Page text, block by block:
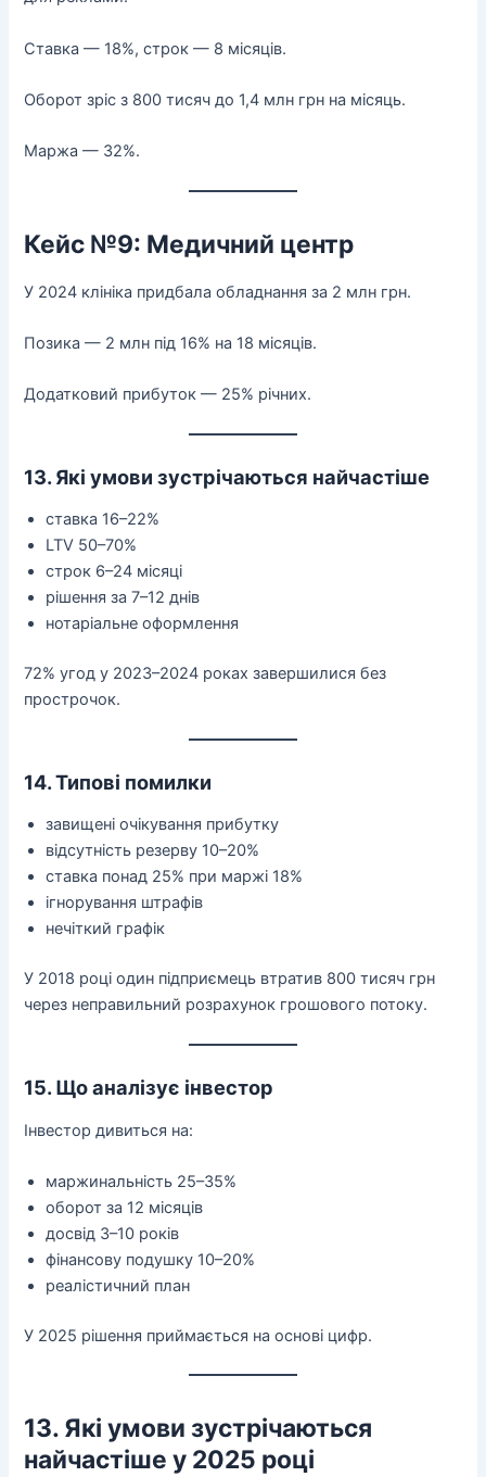
Ставка — 18%, строк — 8 місяців.
Оборот зріс з 800 тисяч до 1,4 млн грн на місяць.
Маржа — 32%.
Кейс №9: Медичний центр
У 2024 клініка придбала обладнання за 2 млн грн.
Позика — 2 млн під 16% на 18 місяців.
Додатковий прибуток — 25% річних.
13. Які умови зустрічаються найчастіше
ставка 16–22%
LTV 50–70%
строк 6–24 місяці
рішення за 7–12 днів
нотаріальне оформлення
72% угод у 2023–2024 роках завершилися без
прострочок.
14. Типові помилки
завищені очікування прибутку
відсутність резерву 10–20%
ставка понад 25% при маржі 18%
ігнорування штрафів
нечіткий графік
У 2018 році один підприємець втратив 800 тисяч грн
через неправильний розрахунок грошового потоку.
15. Що аналізує інвестор
Інвестор дивиться на:
маржинальність 25–35%
оборот за 12 місяців
досвід 3–10 років
фінансову подушку 10–20%
реалістичний план
У 2025 рішення приймається на основі цифр.
13. Які умови зустрічаються
найчастіше у 2025 році